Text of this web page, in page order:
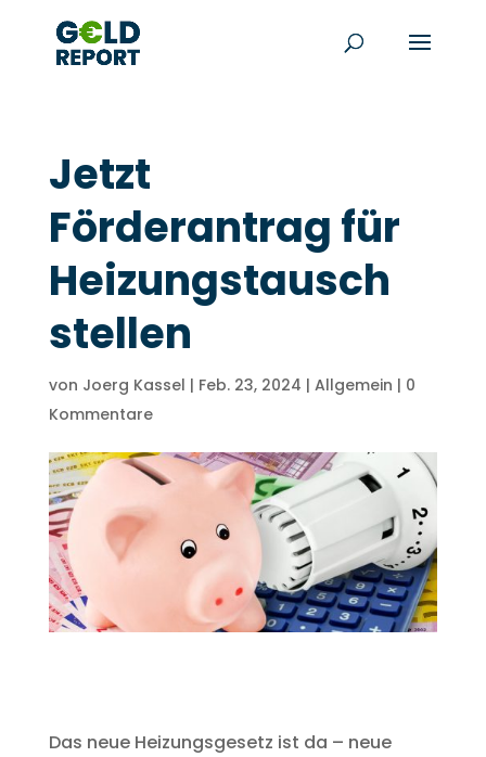
Jetzt
Förderantrag für
Heizungstausch
stellen
von Joerg Kassel | Feb. 23, 2024 | Allgemein | 0
Kommentare
Das neue Heizungsgesetz ist da – neue